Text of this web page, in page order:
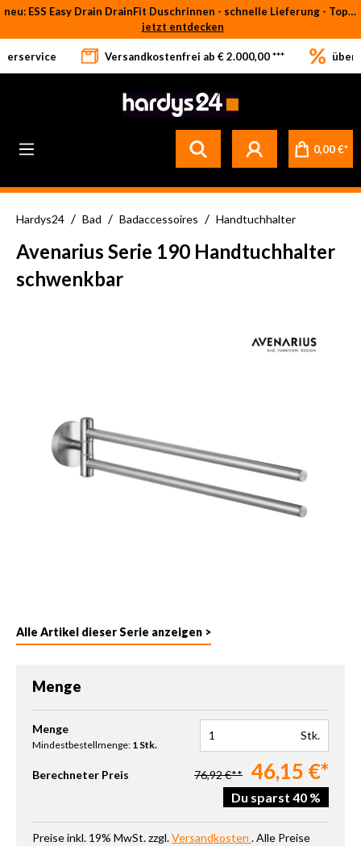
Zum Hauptinhalt springen
neu: ESS Easy Drain DrainFit Duschrinnen - schnelle Lieferung - Top-Preise
jetzt entdecken
Betrifft ausschließlich bei Bestellware-Fliesen: aufgrund der Werksferien in Italien und Spanien kommt es zu Verzögerungen bei der Verladung. Sämtliche Lagerware (sofort verfügbar) sowie alle anderen Produktgruppen versenden wir weiterhin regulär
Versandkostenfrei ab € 2.000,00 *** über
0,00 €*
Hardys24 / Bad / Badaccessoires / Handtuchhalter
Avenarius Serie 190 Handtuchhalter
schwenkbar
Alle Artikel dieser Serie anzeigen >
Menge
Produkt Anzahl: Gib den gewünschten Wert ein oder benutze
Menge
Mindestbestellmenge: 1 Stk.
Stk.
Berechneter Preis 76,92 €** 46,15 €*
Du sparst 40 %
Preise inkl. 19% MwSt. zzgl.Versandkosten . Alle Preise